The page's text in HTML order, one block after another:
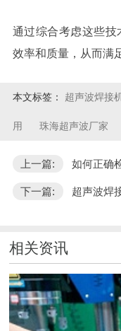
通过综合考虑这些
效率和质量，从而满
本文标签： 超声波焊接
用 珠海超声波厂家
上一篇: 如何正确
下一篇: 超声波焊
相关资讯